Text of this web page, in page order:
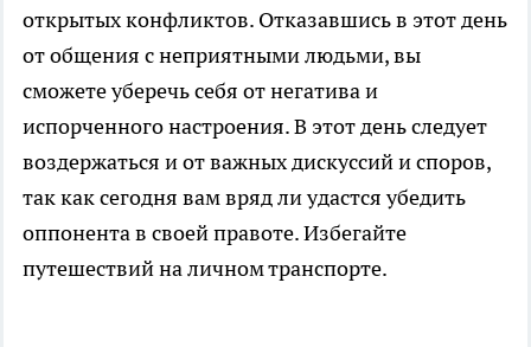
открытых конфликтов. Отказавшись в этот день
от общения с неприятными людьми, вы
сможете уберечь себя от негатива и
испорченного настроения. В этот день следует
воздержаться и от важных дискуссий и споров,
так как сегодня вам вряд ли удастся убедить
оппонента в своей правоте. Избегайте
путешествий на личном транспорте.